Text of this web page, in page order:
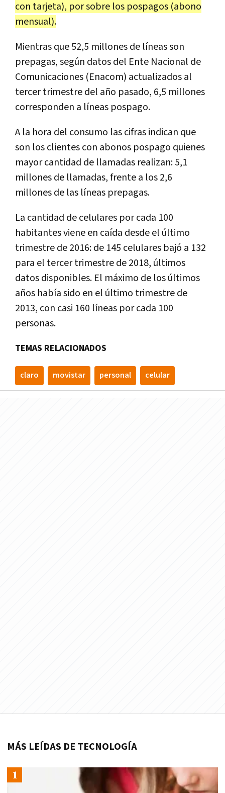
con tarjeta), por sobre los pospagos (abono
mensual).
Mientras que 52,5 millones de líneas son
prepagas, según datos del Ente Nacional de
Comunicaciones (Enacom) actualizados al
tercer trimestre del año pasado, 6,5 millones
corresponden a líneas pospago.
A la hora del consumo las cifras indican que
son los clientes con abonos pospago quienes
mayor cantidad de llamadas realizan: 5,1
millones de llamadas, frente a los 2,6
millones de las líneas prepagas.
La cantidad de celulares por cada 100
habitantes viene en caída desde el último
trimestre de 2016: de 145 celulares bajó a 132
para el tercer trimestre de 2018, últimos
datos disponibles. El máximo de los últimos
años había sido en el último trimestre de
2013, con casi 160 líneas por cada 100
personas.
TEMAS RELACIONADOS
claro movistar personal celular
MÁS LEÍDAS DE TECNOLOGÍA